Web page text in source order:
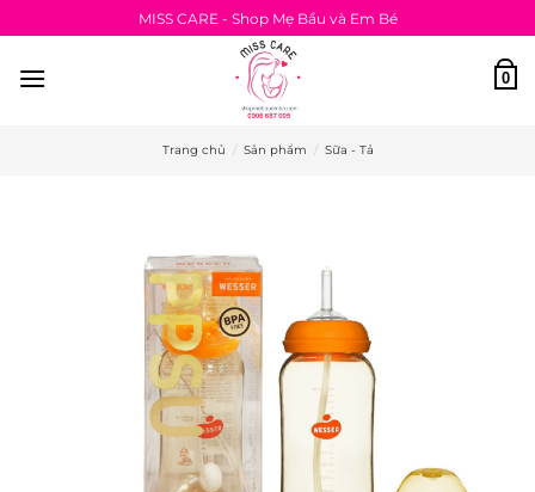
qua
nội
MISS CARE - Shop Mẹ Bầu và Em Bé
0
Trang chủ / Sản phẩm / Sữa - Tả